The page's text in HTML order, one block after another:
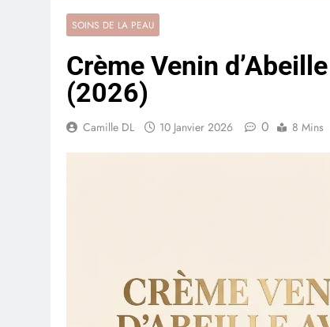
SOINS DE LA PEAU
Crème Venin
(2026)
Camille DL 10 Janvier 2026 0 8 Mins